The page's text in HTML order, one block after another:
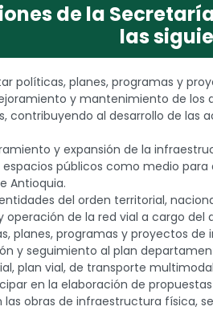
de la
las
políticas, planes, programas y
y mantenimiento de los
contribuyendo al desarrollo de las
y expansión de la
públicos como medio
Antioquia.
del orden territorial,
de la red vial a cargo
planes, programas y proyectos de
y seguimiento al plan
plan vial, de transporte
en la elaboración de
las obras de infraestructura física,